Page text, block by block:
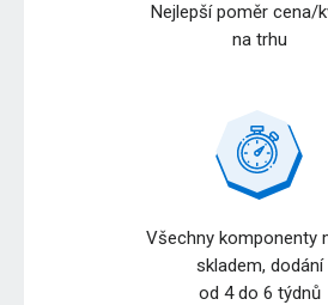
Nejlepší poměr cena/
na trhu
Všechny komponenty
skladem, dodání
od 4 do 6 týdnů